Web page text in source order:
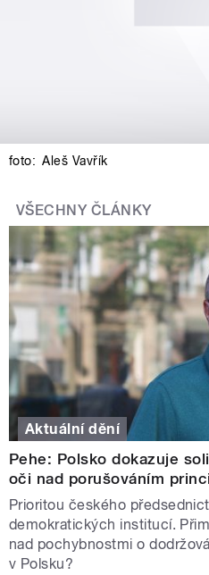
foto: Aleš Vavřík
VŠECHNY ČLÁNKY
Aktuální dění
Pehe: Polsko dokazuje
oči nad porušováním
Prioritou českého
demokratických institucí.
nad pochybnostmi o
v Polsku?